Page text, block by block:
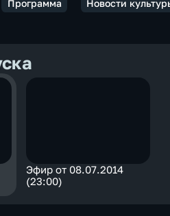
Программа Новости
Эфир от 08.07.2014
(23:00)